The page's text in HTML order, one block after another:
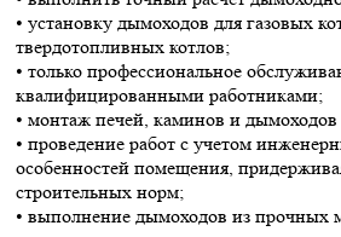
• установку дымоходов для газовых
твердотопливных котлов;
• только профессиональное
квалифицированными работниками;
• монтаж печей, каминов и
• проведение работ с учетом
особенностей помещения,
строительных норм;
• выполнение дымоходов из прочных